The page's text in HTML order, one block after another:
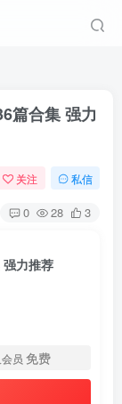
篇合集 强力
关注 私信
0 28 3
强力推荐
员 免费